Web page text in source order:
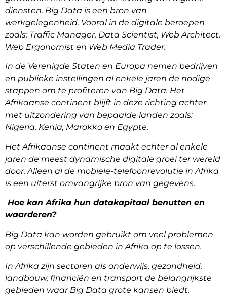
diensten. Big Data is een bron van
werkgelegenheid. Vooral in de digitale beroepen
zoals: Traffic Manager, Data Scientist, Web Architect,
Web Ergonomist en Web Media Trader.
In de Verenigde Staten en Europa nemen bedrijven
en publieke instellingen al enkele jaren de nodige
stappen om te profiteren van Big Data. Het
Afrikaanse continent blijft in deze richting achter
met uitzondering van bepaalde landen zoals:
Nigeria, Kenia, Marokko en Egypte.
Het Afrikaanse continent maakt echter al enkele
jaren de meest dynamische digitale groei ter wereld
door. Alleen al de mobiele-telefoonrevolutie in Afrika
is een uiterst omvangrijke bron van gegevens.
Hoe kan Afrika hun datakapitaal benutten en
waarderen?
Big Data kan worden gebruikt om veel problemen
op verschillende gebieden in Afrika op te lossen.
In Afrika zijn sectoren als onderwijs, gezondheid,
landbouw, financiën en transport de belangrijkste
gebieden waar Big Data grote kansen biedt.